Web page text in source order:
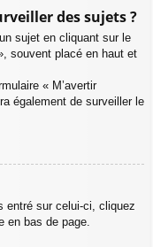
des sujets ?
sujet en cliquant sur le
souvent placé en haut et
« M’avertir
également de surveiller le
entré sur celui-ci, cliquez
en bas de page.